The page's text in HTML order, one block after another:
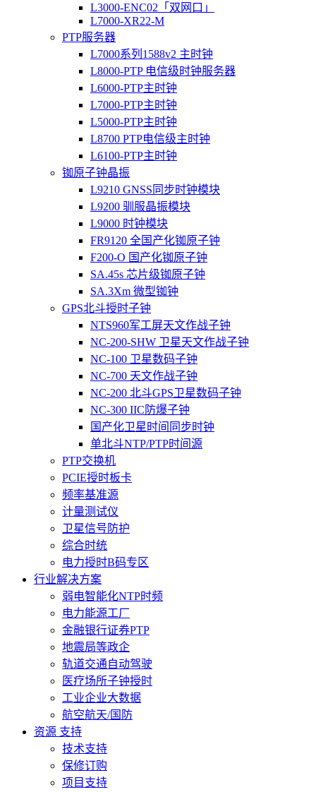
L3000-ENC02「双网口」
L7000-XR22-M
PTP服务器
L7000系列1588v2 主时钟
L8000-PTP 电信级时钟服务器
L6000-PTP主时钟
L7000-PTP主时钟
L5000-PTP主时钟
L8700 PTP电信级主时钟
L6100-PTP主时钟
铷原子钟晶振
L9210 GNSS同步时钟模块
L9200 驯服晶振模块
L9000 时钟模块
FR9120 全国产化铷原子钟
F200-O 国产化铷原子钟
SA.45s 芯片级铷原子钟
SA.3Xm 微型铷钟
GPS北斗授时子钟
NTS960军工屏天文作战子钟
NC-200-SHW 卫星天文作战子钟
NC-100 卫星数码子钟
NC-700 天文作战子钟
NC-200 北斗GPS卫星数码子钟
NC-300 IIC防爆子钟
国产化卫星时间同步时钟
单北斗NTP/PTP时间源
PTP交换机
PCIE授时板卡
频率基准源
计量测试仪
卫星信号防护
综合时统
电力授时B码专区
行业解决方案
弱电智能化NTP时频
电力能源工厂
金融银行证券PTP
地震局等政企
轨道交通自动驾驶
医疗场所子钟授时
工业企业大数据
航空航天/国防
资源 支持
技术支持
保修订购
项目支持